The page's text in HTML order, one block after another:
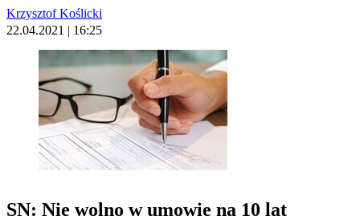
Krzysztof Koślicki
22.04.2021 | 16:25
SN: Nie wolno w umowie na 10 lat